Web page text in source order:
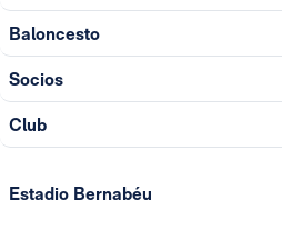
Baloncesto
Socios
Club
Estadio Bernabéu